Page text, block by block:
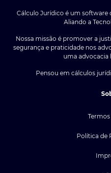
Cálculo Jurídico é um software
Aliando a
Nossa missão é promover a
segurança e praticidade nos
uma advocacia
Pensou em cálculos
Política de